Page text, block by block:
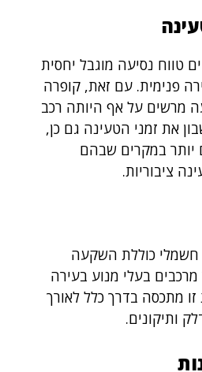
טווח נסיעה מוגבל יחסית
פנימית. עם זאת, קופרה
מרשים על אף היותה רכב
את זמני הטעינה גם כן,
יותר במקרים שבהם
ציבוריות.
חשמלי כוללת השקעה
בעלי מנוע בעירה
מתכסה בדרך כלל לאורך
ותיקונים.